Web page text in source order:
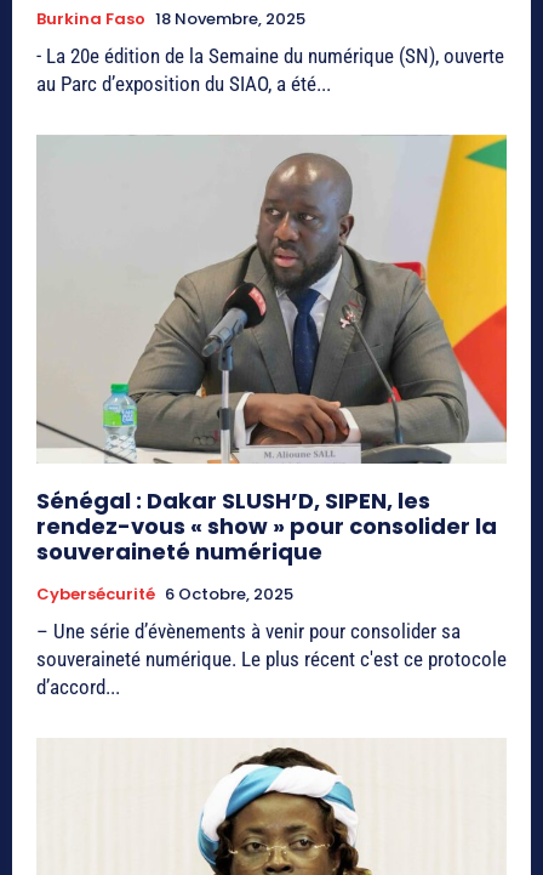
Burkina Faso 18 Novembre, 2025
- La 20e édition de la Semaine du numérique (SN), ouverte
au Parc d’exposition du SIAO, a été...
Sénégal : Dakar SLUSH’D, SIPEN, les
rendez-vous « show » pour consolider la
souveraineté numérique
Cybersécurité 6 Octobre, 2025
– Une série d’évènements à venir pour consolider sa
souveraineté numérique. Le plus récent c'est ce protocole
d’accord...